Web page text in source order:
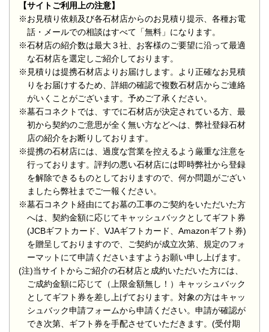
【サイトご利用上の注意】
※お見積り依頼及び各石材店からのお見積り提示、各種お電
話・メールでの相談はすべて「無料」になります。
※石材店の紹介数は最大３社、お客様のご要望に沿って最適
な石材店を選定しご紹介しております。
※見積りは提携石材店よりお届けします。より正確なお見積
りをお届けするため、詳細の確認で複数石材店からご連絡
がいくことがございます。予めご了承ください。
※墓石コネクトでは、すでに石材店が決定されている方、最
初から契約のご意思が全く無い方などへは、弊社登録石材
店の紹介をお断りしております。
※提携の石材店には、過度な営業を控えるよう厳重な注意を
行っております。評判の悪い石材店には即時弊社から登録
を解除できるものとしておりますので、何か問題がござい
ましたら弊社までご一報ください。
※墓石コネクト経由にてお墓の工事のご契約をいただいた方
へは、契約金額に応じてキャッシュバックとしてギフト券
(JCBギフトカード、VJAギフトカード、Amazonギフト券)
を贈呈しておりますので、ご契約が成立次第、規定のフォ
ーマットにて申請くださいますようお願い申し上げます。
(注)当サイトからご紹介の石材店と成約いただいた方には、
ご成約金額に応じて（上限金額無し！）キャッシュバック
としてギフト券を差し上げております。対象の方はキャッ
シュバック申請フォームから申請ください。申請が確認が
でき次第、ギフト券を手配させていただきます。(受付期